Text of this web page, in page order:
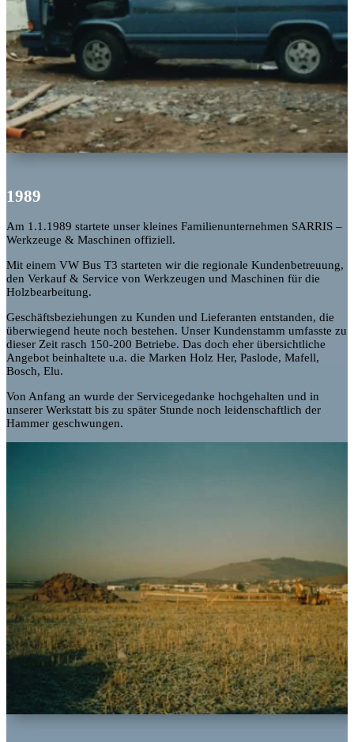
1989
Am 1.1.1989 startete unser kleines Familienunternehmen SARRIS –
Werkzeuge & Maschinen offiziell.
Mit einem VW Bus T3 starteten wir die regionale Kundenbetreuung,
den Verkauf & Service von Werkzeugen und Maschinen für die
Holzbearbeitung.
Geschäftsbeziehungen zu Kunden und Lieferanten entstanden, die
überwiegend heute noch bestehen. Unser Kundenstamm umfasste zu
dieser Zeit rasch 150-200 Betriebe. Das doch eher übersichtliche
Angebot beinhaltete u.a. die Marken Holz Her, Paslode, Mafell,
Bosch, Elu.
Von Anfang an wurde der Servicegedanke hochgehalten und in
unserer Werkstatt bis zu später Stunde noch leidenschaftlich der
Hammer geschwungen.